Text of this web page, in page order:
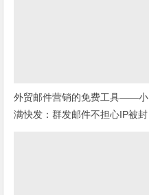
外贸邮件营销的免费工具——小
满快发：群发邮件不担心IP被封